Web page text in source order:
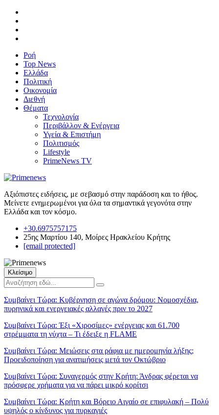
Ροή
Top News
Ελλάδα
Πολιτική
Οικονομία
Διεθνή
Θέματα
Τεχνολογία
Περιβάλλον & Ενέργεια
Υγεία & Επιστήμη
Πολιτισμός
Lifestyle
PrimeNews TV
Αξιόπιστες ειδήσεις, με σεβασμό στην παράδοση και το ήθος.
Μείνετε ενημερωμένοι για όλα τα σημαντικά γεγονότα στην
Ελλάδα και τον κόσμο.
+30.6975757175
25ης Μαρτίου 140, Μοίρες Ηρακλείου Κρήτης
[email protected]
Κλείσιμο
Συμβαίνει Τώρα: Κυβέρνηση σε αγώνα δρόμου: Νομοσχέδια,
πυρηνικά και ενεργειακές αλλαγές πριν το 2027
Συμβαίνει Τώρα: Έξι «Χιροσίμες» ενέργειας και 61.700
στρέμματα τη νύχτα – Τι έδειξε η FLAME
Συμβαίνει Τώρα: Μειώσεις στα ράφια με ημερομηνία λήξης;
Προειδοποίηση για ανατιμήσεις μετά τον Οκτώβριο
Συμβαίνει Τώρα: Συναγερμός στην Κρήτη: Άνδρας φέρεται να
πρόσφερε χρήματα για να πάρει μικρό κορίτσι
Συμβαίνει Τώρα: Κρήτη και Βόρειο Αιγαίο σε επιφυλακή – Πολύ
υψηλός ο κίνδυνος για πυρκαγιές